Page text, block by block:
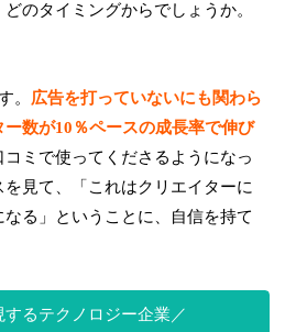
のタイミングからでしょうか。
。 広告を打っていないにも関わら
数が10％ペースの成長率で伸び
ミで使ってくださるようになっ
見て、「これはクリエイターに
る」ということに、自信を持て
するテクノロジー企業